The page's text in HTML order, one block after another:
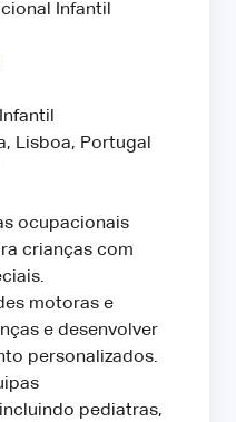
Infantil
Lisboa, Portugal
ocupacionais
crianças com
motoras e
e desenvolver
personalizados.
pediatras,